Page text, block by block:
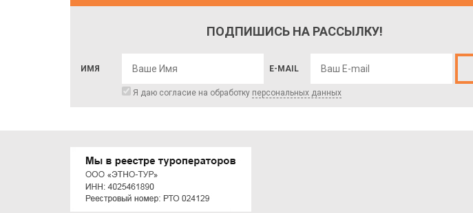
ПОДПИШИСЬ НА РАССЫЛКУ!
ИМЯ E-MAIL
Я даю согласие на обработку персональных данных